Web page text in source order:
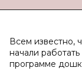
Всем известно,
начали
программе